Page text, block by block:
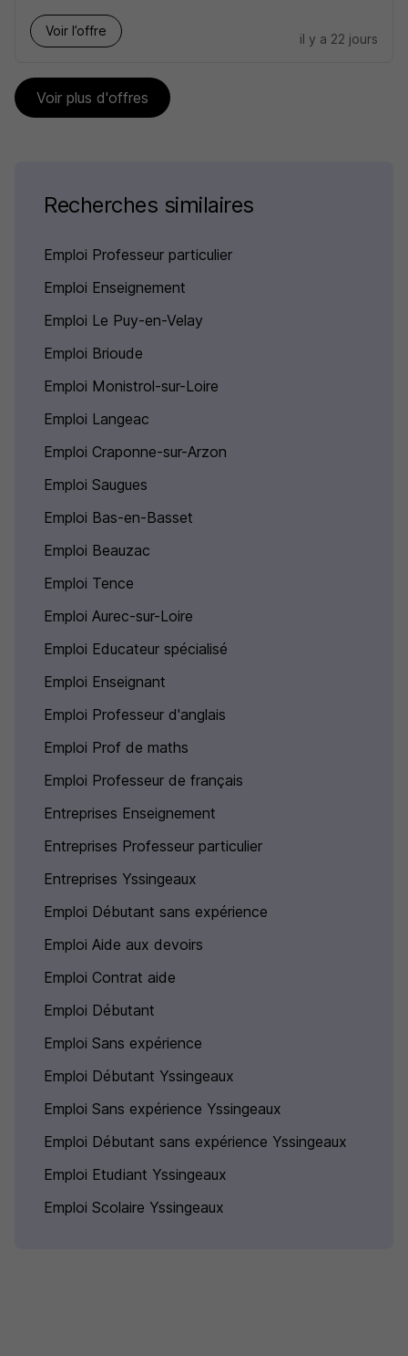
Voir l’offre
il y a 22 jours
Voir plus d'offres
Recherches similaires
Emploi Professeur particulier
Emploi Enseignement
Emploi Le Puy-en-Velay
Emploi Brioude
Emploi Monistrol-sur-Loire
Emploi Langeac
Emploi Craponne-sur-Arzon
Emploi Saugues
Emploi Bas-en-Basset
Emploi Beauzac
Emploi Tence
Emploi Aurec-sur-Loire
Emploi Educateur spécialisé
Emploi Enseignant
Emploi Professeur d'anglais
Emploi Prof de maths
Emploi Professeur de français
Entreprises Enseignement
Entreprises Professeur particulier
Entreprises Yssingeaux
Emploi Débutant sans expérience
Emploi Aide aux devoirs
Emploi Contrat aide
Emploi Débutant
Emploi Sans expérience
Emploi Débutant Yssingeaux
Emploi Sans expérience Yssingeaux
Emploi Débutant sans expérience Yssingeaux
Emploi Etudiant Yssingeaux
Emploi Scolaire Yssingeaux